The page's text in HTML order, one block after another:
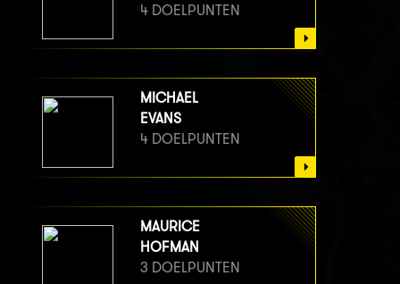
4 DOELPUNTEN
MICHAEL
EVANS
4 DOELPUNTEN
MAURICE
HOFMAN
3 DOELPUNTEN